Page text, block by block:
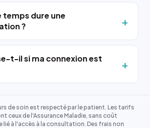
temps dure une
?
t-il si ma connexion est
de soin est respecté par le patient. Les tarifs
ceux de l'Assurance Maladie, sans coût
lié à l'accès à la consultation. Des frais non